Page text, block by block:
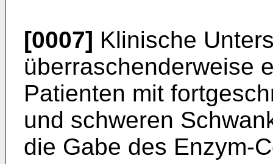
[0007] Klinische
überraschenderweise
Patienten mit
und schweren
die Gabe des Enzym-